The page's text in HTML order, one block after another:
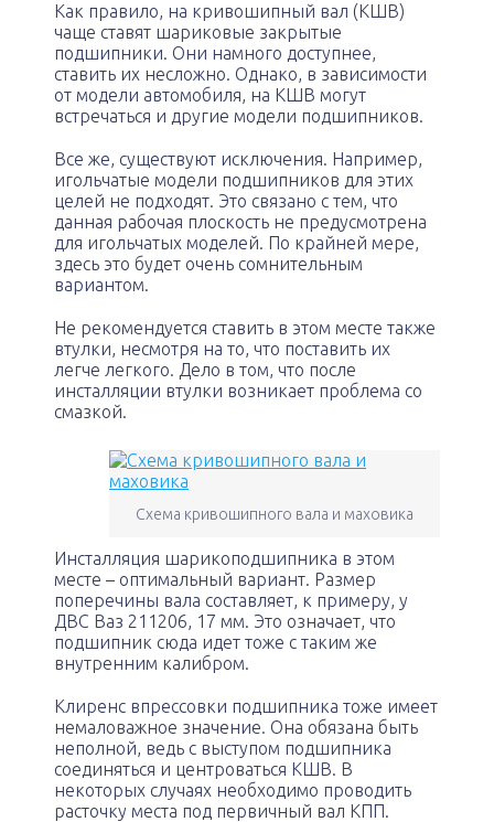
Как правило, на кривошипный вал (КШВ)
чаще ставят шариковые закрытые
подшипники. Они намного доступнее,
ставить их несложно. Однако, в зависимости
от модели автомобиля, на КШВ могут
встречаться и другие модели подшипников.
Все же, существуют исключения. Например,
игольчатые модели подшипников для этих
целей не подходят. Это связано с тем, что
данная рабочая плоскость не предусмотрена
для игольчатых моделей. По крайней мере,
здесь это будет очень сомнительным
вариантом.
Не рекомендуется ставить в этом месте также
втулки, несмотря на то, что поставить их
легче легкого. Дело в том, что после
инсталляции втулки возникает проблема со
смазкой.
Схема кривошипного вала и маховика
Инсталляция шарикоподшипника в этом
месте – оптимальный вариант. Размер
поперечины вала составляет, к примеру, у
ДВС Ваз 211206, 17 мм. Это означает, что
подшипник сюда идет тоже с таким же
внутренним калибром.
Клиренс впрессовки подшипника тоже имеет
немаловажное значение. Она обязана быть
неполной, ведь с выступом подшипника
соединяться и центроваться КШВ. В
некоторых случаях необходимо проводить
расточку места под первичный вал КПП.